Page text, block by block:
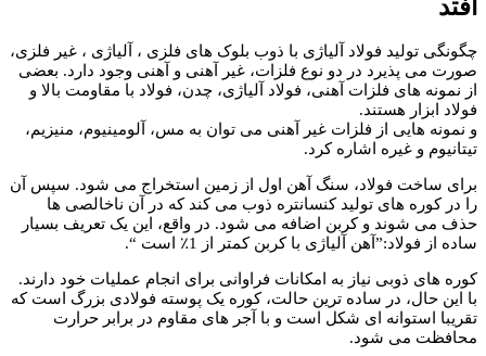
افتد
چگونگی تولید فولاد آلیاژی با ذوب بلوک های فلزی ، آلیاژی ، غیر فلزی،
صورت می پذیرد در دو نوع فلزات، غیر آهنی و آهنی وجود دارد. بعضی
از نمونه های فلزات آهنی، فولاد آلیاژی، چدن، فولاد با مقاومت بالا و
فولاد ابزار هستند.
و نمونه هایی از فلزات غیر آهنی می توان به مس، آلومینیوم، منیزیم،
تیتانیوم و غیره اشاره کرد.
برای ساخت فولاد، سنگ آهن اول از زمین استخراج می شود. سپس آن
را در کوره های تولید کنسانتره ذوب می کند که در آن ناخالصی ها
حذف می شوند و کربن اضافه می شود. در واقع، این یک تعریف بسیار
ساده از فولاد:”آهن آلیاژی با کربن کمتر از 1٪ است “.
کوره های ذوبی نیاز به امکانات فراوانی برای انجام عملیات خود دارند.
با این حال، در ساده ترین حالت، کوره یک پوسته فولادی بزرگ است که
تقریبا استوانه ای شکل است و با آجر های مقاوم در برابر حرارت
محافظت می شود.